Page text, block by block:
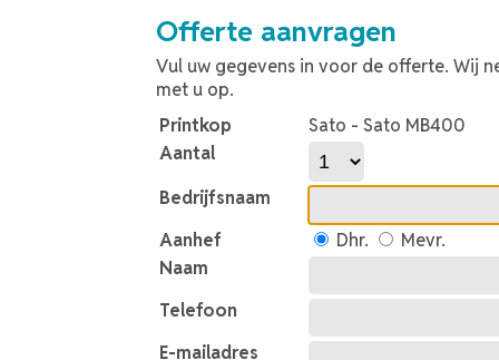
Offerte aanvragen
Vul uw gegevens in voor de offerte. Wij
met u op.
Printkop
Sato - Sato MB400
Aantal
Bedrijfsnaam
Aanhef
Dhr.
Mevr.
Naam
Telefoon
E-mailadres